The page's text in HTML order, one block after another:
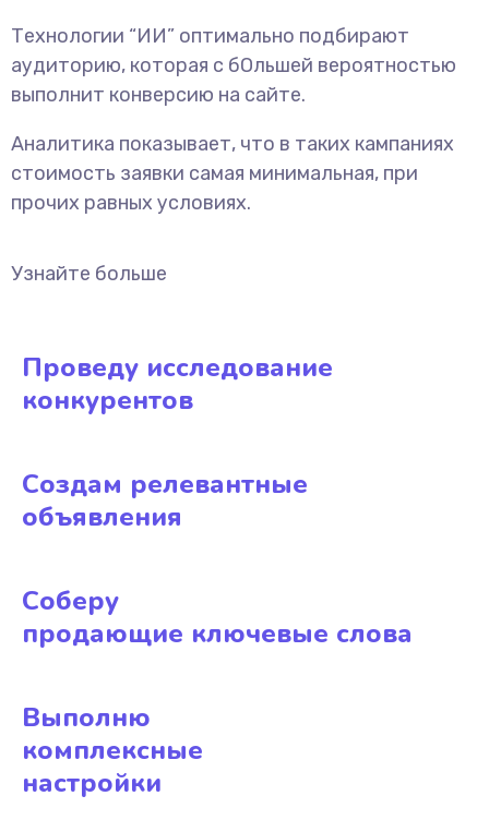
Технологии “ИИ” оптимально подбирают
аудиторию, которая с бОльшей вероятностью
выполнит конверсию на сайте.
Аналитика показывает, что в таких кампаниях
стоимость заявки самая минимальная, при
прочих равных условиях.
Узнайте больше
Проведу исследование
конкурентов
Создам релевантные
объявления
Соберу
продающие ключевые слова
Выполню
комплексные
настройки